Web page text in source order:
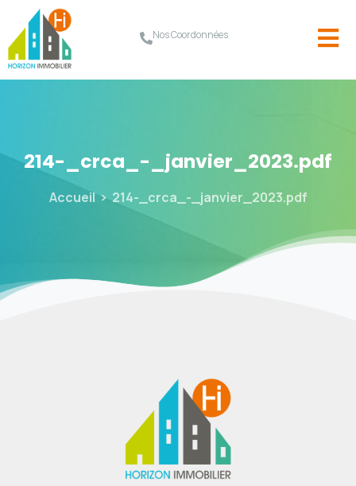
Nos Coordonnées
214-_crca_-_janvier_2023.pdf
Accueil 214-_crca_-_janvier_2023.pdf